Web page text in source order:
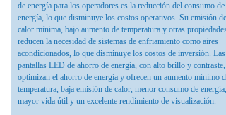
de energía para los operadores es la reducción del consumo de
energía, lo que disminuye los costos operativos. Su emisión de
calor mínima, bajo aumento de temperatura y otras propiedades
reducen la necesidad de sistemas de enfriamiento como aires
acondicionados, lo que disminuye los costos de inversión. Las
pantallas LED de ahorro de energía, con alto brillo y contraste,
optimizan el ahorro de energía y ofrecen un aumento mínimo de
temperatura, baja emisión de calor, menor consumo de energía,
mayor vida útil y un excelente rendimiento de visualización.